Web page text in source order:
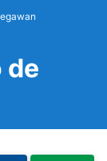
de